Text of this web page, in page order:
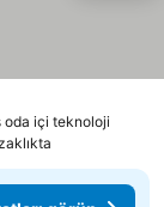
oda içi teknoloji